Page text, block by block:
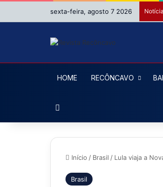
sexta-feira, agosto 7 2026
HOME RECÔNCAVO
Início / Brasil / Lula viaja a
Brasil